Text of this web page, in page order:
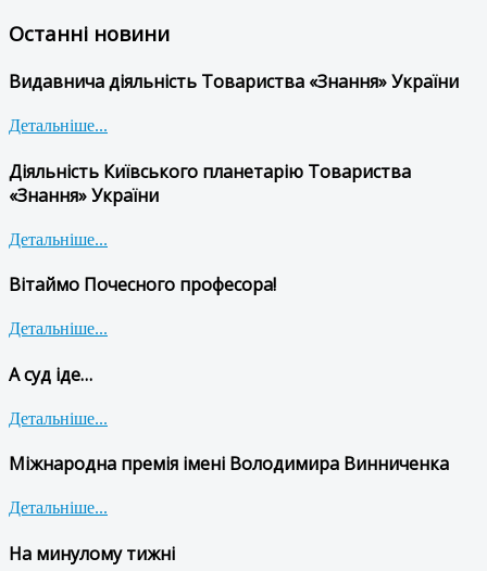
Останні новини
Видавнича діяльність Товариства «Знання» України
Детальніше...
Діяльність Київського планетарію Товариства
«Знання» України
Детальніше...
Вітаймо Почесного професора!
Детальніше...
А суд іде…
Детальніше...
Міжнародна премія імені Володимира Винниченка
Детальніше...
На минулому тижні